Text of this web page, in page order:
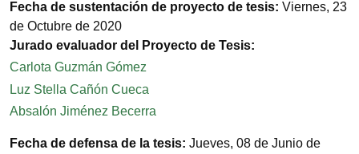
Fecha de sustentación de proyecto de tesis: Viernes, 23
de Octubre de 2020
Jurado evaluador del Proyecto de Tesis:
Carlota Guzmán Gómez
Luz Stella Cañón Cueca
Absalón Jiménez Becerra
Fecha de defensa de la tesis: Jueves, 08 de Junio de